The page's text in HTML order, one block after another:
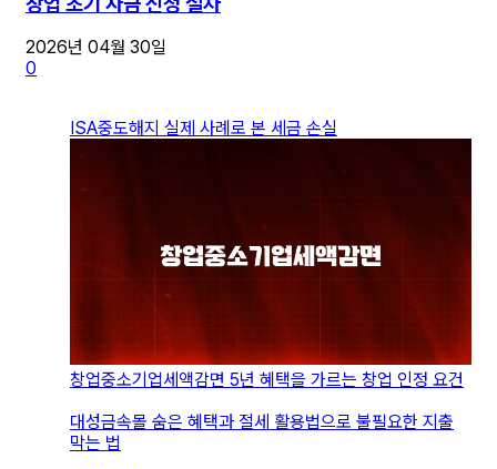
2026년 04월 30일
0
ISA중도해지 실제 사례로 본 세금 손실
창업중소기업세액감면 5년 혜택을 가르는 창업 인정 요건
대성금속몰 숨은 혜택과 절세 활용법으로 불필요한 지출
막는 법